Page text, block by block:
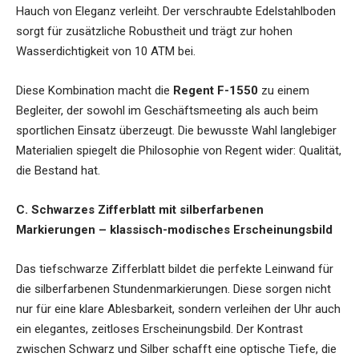
Hauch von Eleganz verleiht. Der verschraubte Edelstahlboden
sorgt für zusätzliche Robustheit und trägt zur hohen
Wasserdichtigkeit von 10 ATM bei.
Diese Kombination macht die Regent F-1550 zu einem
Begleiter, der sowohl im Geschäftsmeeting als auch beim
sportlichen Einsatz überzeugt. Die bewusste Wahl langlebiger
Materialien spiegelt die Philosophie von Regent wider: Qualität,
die Bestand hat.
C. Schwarzes Zifferblatt mit silberfarbenen
Markierungen – klassisch-modisches Erscheinungsbild
Das tiefschwarze Zifferblatt bildet die perfekte Leinwand für
die silberfarbenen Stundenmarkierungen. Diese sorgen nicht
nur für eine klare Ablesbarkeit, sondern verleihen der Uhr auch
ein elegantes, zeitloses Erscheinungsbild. Der Kontrast
zwischen Schwarz und Silber schafft eine optische Tiefe, die